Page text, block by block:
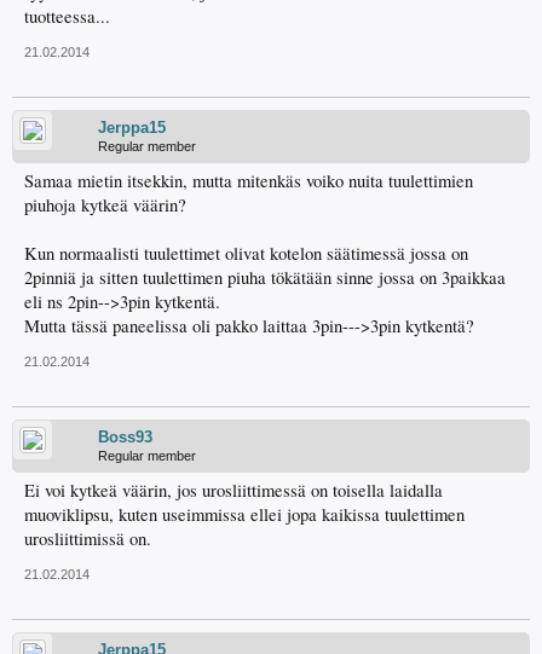
tuotteessa...
21.02.2014
Jerppa15
Regular member
Samaa mietin itsekkin, mutta mitenkäs voiko nuita tuulettimien
piuhoja kytkeä väärin?
Kun normaalisti tuulettimet olivat kotelon säätimessä jossa on
2pinniä ja sitten tuulettimen piuha tökätään sinne jossa on 3paikkaa
eli ns 2pin-->3pin kytkentä.
Mutta tässä paneelissa oli pakko laittaa 3pin--->3pin kytkentä?
21.02.2014
Boss93
Regular member
Ei voi kytkeä väärin, jos urosliittimessä on toisella laidalla
muoviklipsu, kuten useimmissa ellei jopa kaikissa tuulettimen
urosliittimissä on.
21.02.2014
Jerppa15